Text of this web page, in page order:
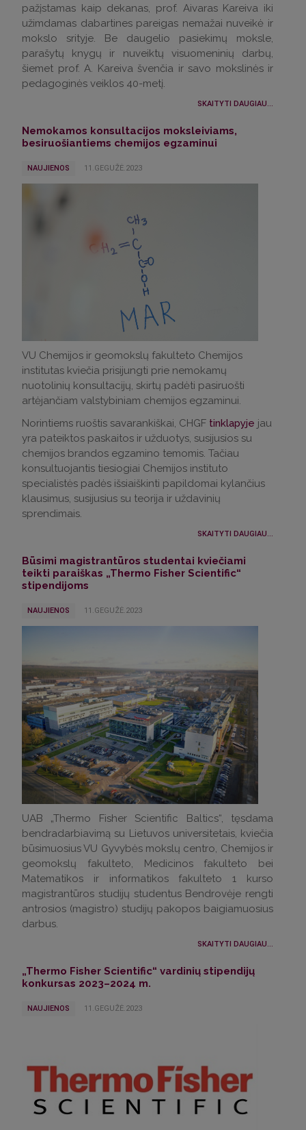
pažįstamas kaip dekanas, prof. Aivaras Kareiva iki
užimdamas dabartines pareigas nemažai nuveikė ir
mokslo srityje. Be daugelio pasiekimų moksle,
parašytų knygų ir nuveiktų visuomeninių darbų,
šiemet prof. A. Kareiva švenčia ir savo mokslinės ir
pedagoginės veiklos 40-metį.
SKAITYTI DAUGIAU...
Nemokamos konsultacijos moksleiviams,
besiruošiantiems chemijos egzaminui
NAUJIENOS 11.GEGUŽĖ.2023
VU Chemijos ir geomokslų fakulteto Chemijos
institutas kviečia prisijungti prie nemokamų
nuotolinių konsultacijų, skirtų padėti pasiruošti
artėjančiam valstybiniam chemijos egzaminui.
Norintiems ruoštis savarankiškai, CHGF tinklapyje jau
yra pateiktos paskaitos ir užduotys, susijusios su
chemijos brandos egzamino temomis. Tačiau
konsultuojantis tiesiogiai Chemijos instituto
specialistės padės išsiaiškinti papildomai kylančius
klausimus, susijusius su teorija ir uždavinių
sprendimais.
SKAITYTI DAUGIAU...
Būsimi magistrantūros studentai kviečiami
teikti paraiškas „Thermo Fisher Scientific“
stipendijoms
NAUJIENOS 11.GEGUŽĖ.2023
UAB „Thermo Fisher Scientific Baltics“, tęsdama
bendradarbiavimą su Lietuvos universitetais, kviečia
būsimuosius VU Gyvybės mokslų centro, Chemijos ir
geomokslų fakulteto, Medicinos fakulteto bei
Matematikos ir informatikos fakulteto 1 kurso
magistrantūros studijų studentus Bendrovėje rengti
antrosios (magistro) studijų pakopos baigiamuosius
darbus.
SKAITYTI DAUGIAU...
„Thermo Fisher Scientific“ vardinių stipendijų
konkursas 2023–2024 m.
NAUJIENOS 11.GEGUŽĖ.2023